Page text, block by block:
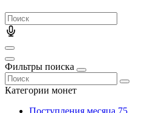
Фильтры поиска
Категории монет
Поступления месяца 75